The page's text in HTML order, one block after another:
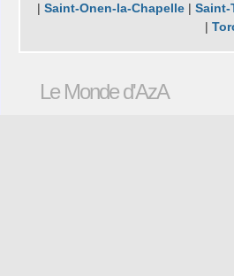
| Saint-Onen-la-Chapelle| Saint-
|
Le Monde d'AzA